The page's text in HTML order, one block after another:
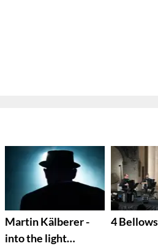
Martin Kälberer -
into the light
4 Bellows